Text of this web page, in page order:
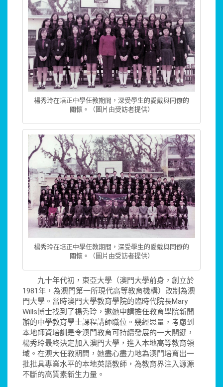
楊秀玲在培正中學任教期間，深受學生的愛戴與同僚的
關懷。（圖片由受訪者提供）
楊秀玲在培正中學任教期間，深受學生的愛戴與同僚的
關懷。（圖片由受訪者提供）
九十年代初，東亞大學（澳門大學前身，創立於
1981年，為澳門第一所現代高等教育機構）改制為澳
門大學。當時澳門大學教育學院的臨時代院長Mary
Wills博士找到了楊秀玲，邀她申請擔任教育學院新開
辦的中學教育學士課程講師職位。幾經思量，考慮到
本地師資培訓是令澳門教育可持續發展的一大關鍵，
楊秀玲最終決定加入澳門大學，進入本地高等教育領
域。在澳大任教期間，她盡心盡力地為澳門培育出一
批批具專業水平的本地英語教師，為教育界注入源源
不斷的高質素新生力量。